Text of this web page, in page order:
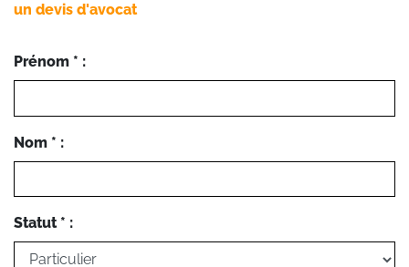
un devis d'avocat
Prénom * :
Nom * :
Statut * :